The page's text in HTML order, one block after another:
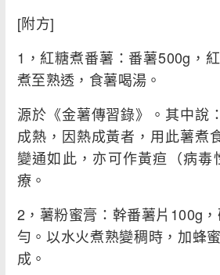
[附方]
1，紅糖煮番薯：番薯500g，
煮至熟透，食薯喝湯。
源於《金薯傳習錄》。其中說
成熱，因熱成黃者，用此薯煮
變通如此，亦可作黃疸（病毒
療。
2，薯粉蜜膏：幹番薯片100g
勻。以水火煮熟變稠時，加蜂
成。